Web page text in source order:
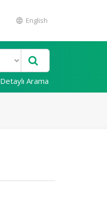
English
Detaylı Arama